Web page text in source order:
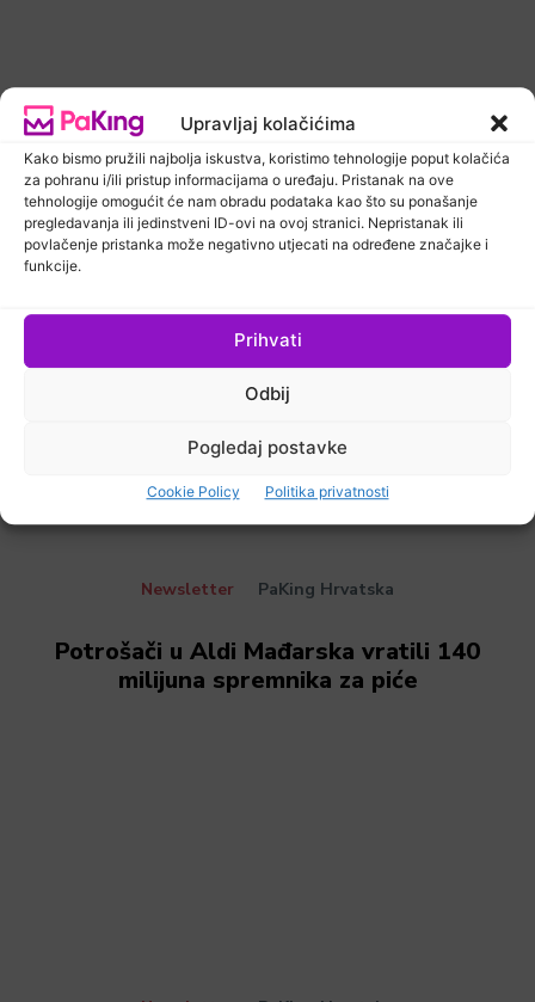
Upravljaj kolačićima
Kako bismo pružili najbolja iskustva, koristimo tehnologije poput kolačića
za pohranu i/ili pristup informacijama o uređaju. Pristanak na ove
tehnologije omogućit će nam obradu podataka kao što su ponašanje
pregledavanja ili jedinstveni ID-ovi na ovoj stranici. Nepristanak ili
povlačenje pristanka može negativno utjecati na određene značajke i
funkcije.
Prihvati
Odbij
Pogledaj postavke
Cookie Policy Politika privatnosti
Newsletter PaKing Hrvatska
Kaufland predstavio prvi multi-feed
Tomra R2 sustav
Newsletter PaKing Hrvatska
Potrošači u Aldi Mađarska vratili 140
milijuna spremnika za piće